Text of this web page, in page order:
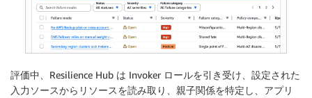
評価中、Resilience Hub は Invoker ロールを引き受け、設定された
入力ソースからリソースを読み取り、親子関係を特定し、アプリ